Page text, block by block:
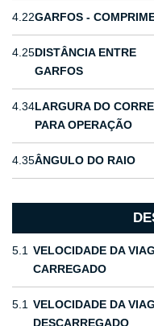
4.22GARFOS -
4.25DISTÂNCIA ENTRE
GARFOS
4.34LARGURA DO
PARA OPERAÇÃO
4.35ÂNGULO DO RAIO
5.1 VELOCIDADE DA
CARREGADO
5.1 VELOCIDADE DA
DESCARREGADO